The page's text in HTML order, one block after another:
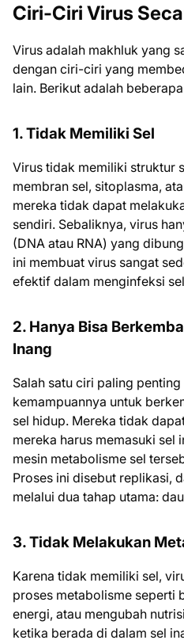
Ciri-Ciri Virus
Virus adalah makhluk yang
dengan ciri-ciri yang
lain. Berikut adalah
1. Tidak Memiliki Sel
Virus tidak memiliki struktur
membran sel, sitoplasma,
mereka tidak dapat
sendiri. Sebaliknya, virus
(DNA atau RNA) yang
ini membuat virus sangat
efektif dalam menginfeksi
2. Hanya Bisa
Inang
Salah satu ciri paling
kemampuannya untuk
sel hidup. Mereka tidak
mereka harus memasuki sel
mesin metabolisme sel
Proses ini disebut replikasi,
melalui dua tahap utama:
3. Tidak Melakukan
Karena tidak memiliki sel,
proses metabolisme seperti
energi, atau mengubah
ketika berada di dalam sel